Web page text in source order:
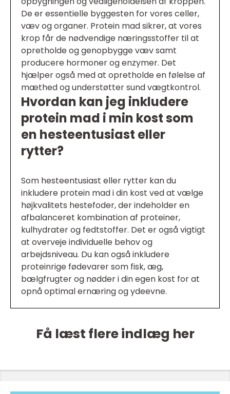
De er essentielle byggesten for vores celler,
væv og organer. Protein mad sikrer, at vores
krop får de nødvendige næringsstoffer til at
opretholde og genopbygge væv samt
producere hormoner og enzymer. Det
hjælper også med at opretholde en følelse af
mæthed og understøtter sund vægtkontrol.
Hvordan kan jeg inkludere
protein mad i min kost som
en hesteentusiast eller
rytter?
Som hesteentusiast eller rytter kan du
inkludere protein mad i din kost ved at vælge
højkvalitets hestefoder, der indeholder en
afbalanceret kombination af proteiner,
kulhydrater og fedtstoffer. Det er også vigtigt
at overveje individuelle behov og
arbejdsniveau. Du kan også inkludere
proteinrige fødevarer som fisk, æg,
bælgfrugter og nødder i din egen kost for at
opnå optimal ernæring og ydeevne.
Få læst flere indlæg her